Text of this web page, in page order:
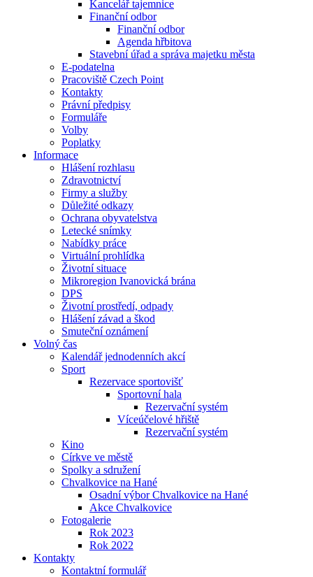
Kancelář tajemnice
Finanční odbor
Finanční odbor
Agenda hřbitova
Stavební úřad a správa majetku města
E-podatelna
Pracoviště Czech Point
Kontakty
Právní předpisy
Formuláře
Volby
Poplatky
Informace
Hlášení rozhlasu
Zdravotnictví
Firmy a služby
Důležité odkazy
Ochrana obyvatelstva
Letecké snímky
Nabídky práce
Virtuální prohlídka
Životní situace
Mikroregion Ivanovická brána
DPS
Životní prostředí, odpady
Hlášení závad a škod
Smuteční oznámení
Volný čas
Kalendář jednodenních akcí
Sport
Rezervace sportovišť
Sportovní hala
Rezervační systém
Víceúčelové hřiště
Rezervační systém
Kino
Církve ve městě
Spolky a sdružení
Chvalkovice na Hané
Osadní výbor Chvalkovice na Hané
Akce Chvalkovice
Fotogalerie
Rok 2023
Rok 2022
Kontakty
Kontaktní formulář